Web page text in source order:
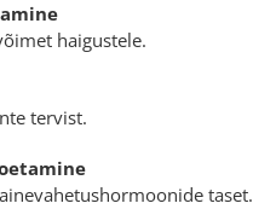
haigustele.
tervist.
taset.